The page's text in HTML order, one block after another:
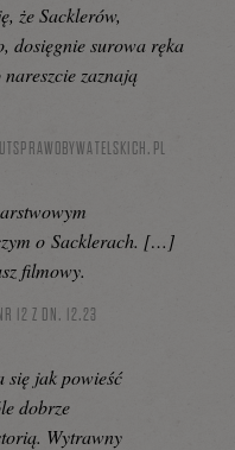
że Sacklerów,
dosięgnie surowa ręka
zaznają
o Sacklerach. […]
filmowy.
12 Z DN. 12.23
się jak powieść
dobrze
Wytrawny